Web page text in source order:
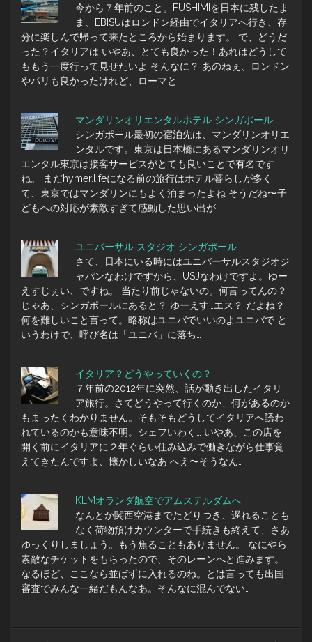
今から７年前のこと。FUSHIMIを日本に残したま
ま、EBISUはロンドン経由でイタリアへ行き、存
分に楽しんで帰って来たところから始まります。 で、どうだ
った？イタリアは いやあ、とても良かった！あれはどうして
ももう一度行って見せたいよ そんなに？ あのねぇ、ロンドン
やパリも良かったけれど、ローマと…
マンダリンオリエンタルホテル シンガポール
シンガポール最初の宿泊先は、マンダリンオリエ
ンタルです。東京は日本橋にあるマンダリンオリ
エンタル東京は接客サービスがとても良いことで有名です
ね。 まだhymer.lifeになる前の旅行はホテル暮らしが多く
て、東京ではマンダリンにもよく泊まったよね そうだね〜子
どもへの対応が素敵すぎて感動した思い出が…
ユニバーサル スタジオ シンガポール
さて、日本にいる時にはユニバーサルスタジオジ
ャパンなわけですから、USJなわけですよ。ゆー
えすじぇい、ですね。 当たり前じゃないの。何言ってんの？
じゃあ、シンガポールにあると？ ゆーえす…エス？ だよね？
何を難しいこと言って。略称はユニバでいいのよユニバで と
いうわけで、呼び名は「ユニバ」に落ち…
イタリア？どうやっていくの？
７年前の2012年に突然、話が動き出したイタリ
ア旅行。さてどうやって行くのか、何があるのか
もまったくわかりません。そもそもどうしてイタリアへ誘わ
れているのかも意味不明。シェフいわく… いやあ、この店を
開く前にイタリアに２年ぐらい住み込みで働きながら仕事覚
えてきたんですよ、懐かしいなあ へえ〜そうなん…
KLMオランダ航空でアムステルダムへ
なんとか関西空港までたどりつき、遅れることも
なく荷物預けカウンターで手続きも終えて、さあ
ゆっくりしましょう。もう焦ることもありません。 なにやら
素敵なチケットをもらったので、そのレーンへと進みます。
なるほど、ここなら並ばずに入れるのね。とは言っても出国
審査でみんな一緒だもんなあ。そんなに混んでない…